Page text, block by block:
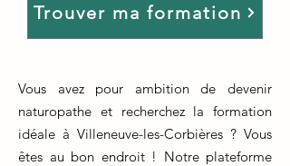
Trouver ma formation
Vous avez pour ambition de devenir
naturopathe et recherchez la formation
idéale à Villeneuve-les-Corbières ? Vous
êtes au bon endroit ! Notre plateforme